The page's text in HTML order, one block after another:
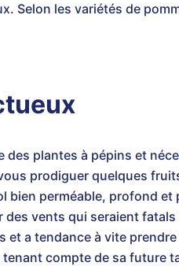
Selon les variétés de
plantes à pépins et
prodiguer quelques
bien perméable, profond
des vents qui seraient
et a tendance à vite
compte de sa future